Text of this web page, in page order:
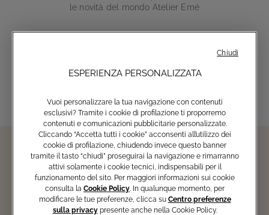
le novità del mondo Atelier Emé
ESPERIENZA PERSONALIZZATA
Vuoi personalizzare la tua navigazione con contenuti
esclusivi? Tramite i cookie di profilazione ti proporremo
contenuti e comunicazioni pubblicitarie personalizzate.
Cliccando “Accetta tutti i cookie” acconsenti all’utilizzo dei
cookie di profilazione, chiudendo invece questo banner
tramite il tasto “chiudi” proseguirai la navigazione e rimarranno
attivi solamente i cookie tecnici, indispensabili per il
funzionamento del sito. Per maggiori informazioni sui cookie
consulta la Cookie Policy. In qualunque momento, per
modificare le tue preferenze, clicca su Centro preferenze
sulla privacypresente anche nella Cookie Policy.
Chiudi